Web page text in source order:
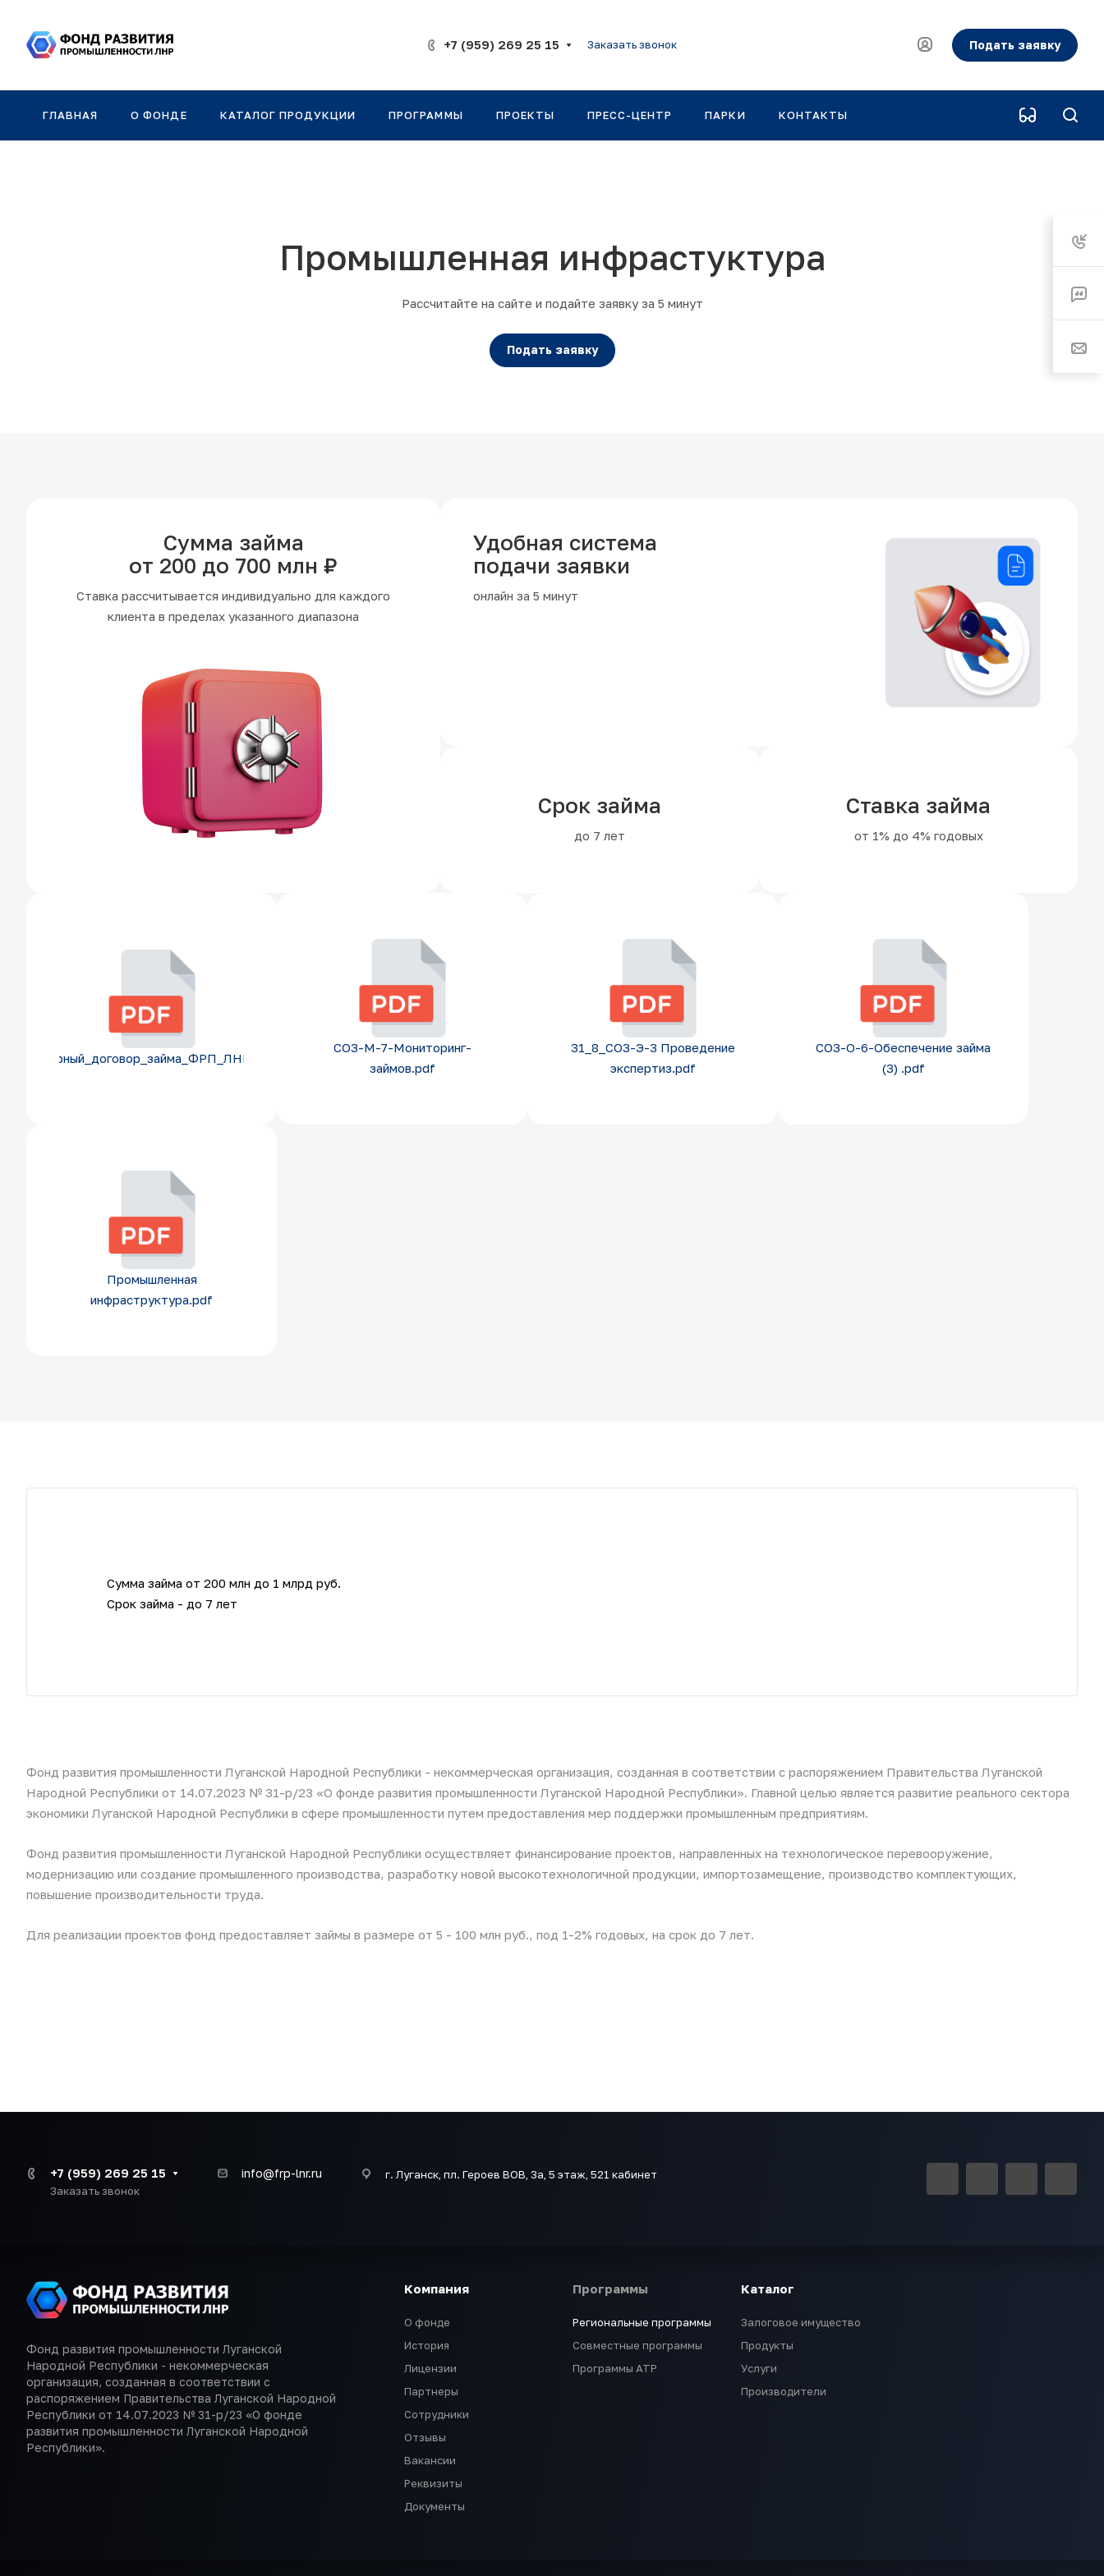
+7 (959) 269 25 15 Заказать звонок Подать заявку
ГЛАВНАЯ О ФОНДЕ КАТАЛОГ ПРОДУКЦИИ ПРОГРАММЫ ПРОЕКТЫ ПРЕСС-ЦЕНТР ПАРКИ КОНТАКТЫ
Промышленная инфрастуктура
Рассчитайте на сайте и подайте заявку за 5 минут
Подать заявку
Сумма займа
от 200 до 700 млн ₽
Ставка рассчитывается индивидуально для каждого
клиента в пределах указанного диапазона
Удобная система
подачи заявки
онлайн за 5 минут
Срок займа
до 7 лет
Ставка займа
от 1% до 4% годовых
Примерный_договор_займа_ФРП_ЛНР_1.pdf
СОЗ-М-7-Мониторинг-
займов.pdf
31_8_СОЗ-Э-3 Проведение
экспертиз.pdf
СОЗ-О-6-Обеспечение займа
(3) .pdf
Промышленная
инфраструктура.pdf
Сумма займа от 200 млн до 1 млрд руб.
Срок займа - до 7 лет
Фонд развития промышленности Луганской Народной Республики - некоммерческая организация, созданная в соответствии с распоряжением Правительства Луганской
Народной Республики от 14.07.2023 № 31-р/23 «О фонде развития промышленности Луганской Народной Республики». Главной целью является развитие реального сектора
экономики Луганской Народной Республики в сфере промышленности путем предоставления мер поддержки промышленным предприятиям.
Фонд развития промышленности Луганской Народной Республики осуществляет финансирование проектов, направленных на технологическое перевооружение,
модернизацию или создание промышленного производства, разработку новой высокотехнологичной продукции, импортозамещение, производство комплектующих,
повышение производительности труда.
Для реализации проектов фонд предоставляет займы в размере от 5 - 100 млн руб., под 1-2% годовых, на срок до 7 лет.
+7 (959) 269 25 15
Заказать звонок
info@frp-lnr.ru г. Луганск, пл. Героев ВОВ, 3а, 5 этаж, 521 кабинет
Фонд развития промышленности Луганской
Народной Республики - некоммерческая
организация, созданная в соответствии с
распоряжением Правительства Луганской Народной
Республики от 14.07.2023 № 31-р/23 «О фонде
развития промышленности Луганской Народной
Республики».
Компания
О фонде
История
Лицензии
Партнеры
Сотрудники
Отзывы
Вакансии
Реквизиты
Документы
Программы
Региональные программы
Совместные программы
Программы АТР
Каталог
Залоговое имущество
Продукты
Услуги
Производители